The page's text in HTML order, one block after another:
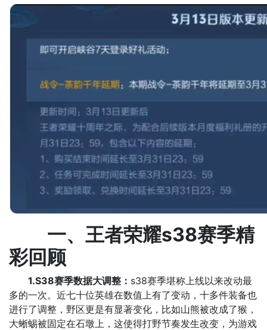
一、王者荣耀s38赛季精
彩回顾
1.S38赛季数据大调整 ​： s38赛季堪称上线以来改动最
多的一次。近七十位英雄在数值上有了变动，十多件装备也
进行了调整，野区更是有显著变化，比如山熊被改成了猴，
大蜥蜴被固定在石墩上，这使得打野节奏发生改变，为游戏